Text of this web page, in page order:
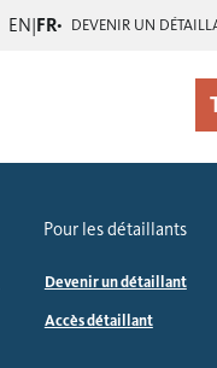
EN|FR DEVENIR UN
Pour les détaillants
Devenir un détaillant
Accès détaillant